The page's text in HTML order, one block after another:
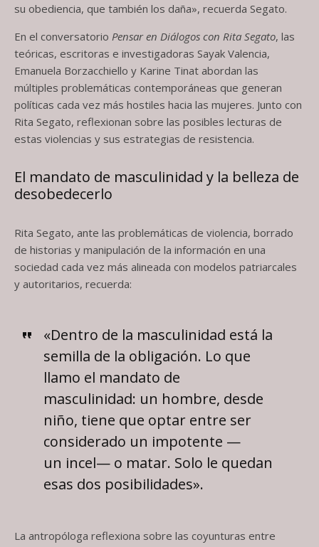
su obediencia, que también los daña», recuerda Segato.
En el conversatorio Pensar en Diálogos con Rita Segato, las
teóricas, escritoras e investigadoras Sayak Valencia,
Emanuela Borzacchiello y Karine Tinat abordan las
múltiples problemáticas contemporáneas que generan
políticas cada vez más hostiles hacia las mujeres. Junto con
Rita Segato, reflexionan sobre las posibles lecturas de
estas violencias y sus estrategias de resistencia.
El mandato de masculinidad y la belleza de
desobedecerlo
Rita Segato, ante las problemáticas de violencia, borrado
de historias y manipulación de la información en una
sociedad cada vez más alineada con modelos patriarcales
y autoritarios, recuerda:
«Dentro de la masculinidad está la
semilla de la obligación. Lo que
llamo el mandato de
masculinidad: un hombre, desde
niño, tiene que optar entre ser
considerado un impotente —
un incel— o matar. Solo le quedan
esas dos posibilidades».
La antropóloga reflexiona sobre las coyunturas entre